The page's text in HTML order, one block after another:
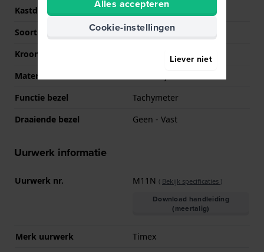
Kastdeksel
Klikkast
Soort glas
K1 Mineraal
Kroon
Trek kroon
Materiaal bezel
Functie bezel
Tachymeter
Draaiende bezel
Geen - Vast
Uurwerk informatie
Uurwerk nr. M11N ( Bekijk specificaties )
Download handleiding
(meertalig)
Merk uurwerk
Timex
Alles accepteren
Cookie-instellingen
Liever niet